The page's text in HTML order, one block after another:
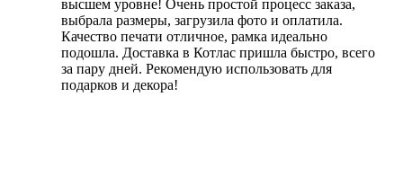
высшем уровне! Очень простой процесс заказа,
выбрала размеры, загрузила фото и оплатила.
Качество печати отличное, рамка идеально
подошла. Доставка в Котлас пришла быстро, всего
за пару дней. Рекомендую использовать для
подарков и декора!